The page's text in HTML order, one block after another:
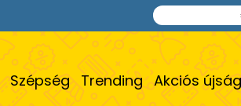
Szépség Trending Akciós